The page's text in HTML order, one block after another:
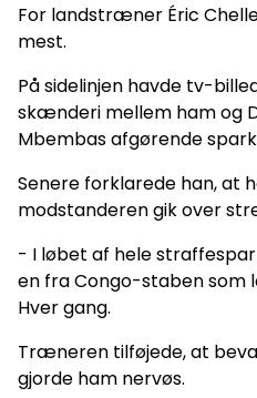
For landstræner Éric
mest.
På sidelinjen havde tv-
skænderi mellem ham og
Mbembas afgørende
Senere forklarede han, at
modstanderen gik over
- I løbet af hele
en fra Congo-staben som
Hver gang.
Træneren tilføjede, at
gjorde ham nervøs.